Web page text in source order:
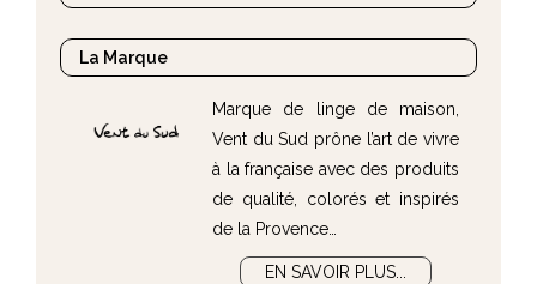
La Marque
Marque de linge de maison,
Vent du Sud prône l’art de vivre
à la française avec des produits
de qualité, colorés et inspirés
de la Provence…
EN SAVOIR PLUS...